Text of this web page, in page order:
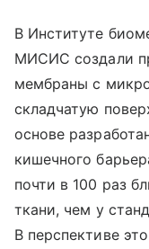
В Институте
МИСИС создали
мембраны с
складчатую
основе
кишечного
почти в 100 раз
ткани, чем у
В перспективе